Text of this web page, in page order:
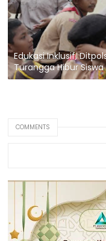
Edukasi Inklusif,
Turangga Hibur Siswa
COMMENTS